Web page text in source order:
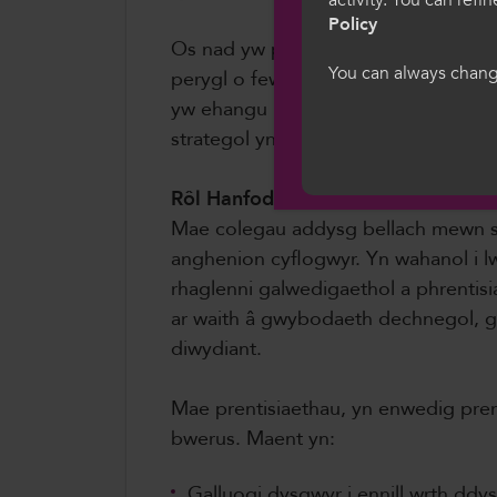
Os nad yw pobl leol wedi'u
perygl o fewnforio talent yn
yw ehangu prentisiaethau a
strategol yn economaidd ac yn
Rôl Hanfodol addysg bellach a
Mae colegau addysg bellach
anghenion cyflogwyr. Yn wahanol i
rhaglenni galwedigaethol a
ar waith â gwybodaeth dechnegol,
diwydiant.
Mae prentisiaethau, yn enwedig
bwerus. Maent yn:
Dewiswch eich
gwcis.
Policy
You can always